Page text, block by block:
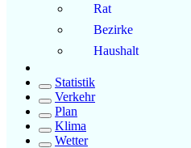
Rat
Bezirke
Haushalt
Statistik
Verkehr
Plan
Klima
Wetter